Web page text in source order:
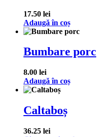
17.50 lei
Adaugă în coș
Bumbare porc
8.00 lei
Adaugă în coș
Caltaboș
36.25 lei